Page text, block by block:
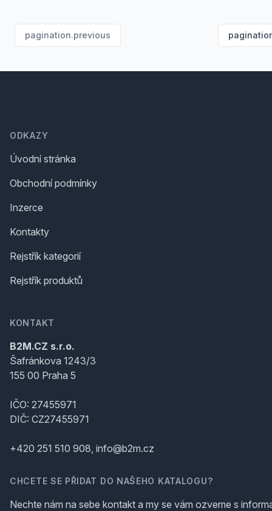
pagination.previous
ODKAZY
Úvodní stránka
Obchodní podmínky
Inzerce
Kontakty
Rejstřík kategorií
Rejstřík produktů
KONTAKT
B2M.CZ s.r.o.
Šafránkova 1243/3
155 00 Praha 5
IČO: 27455971
DIČ: CZ27455971
+420 251 510 908, info@b2m.cz
CHCETE SE PŘIDAT DO NAŠEHO KATALOGU?
Nechte nám na sebe kontakt a my se vám ozveme s